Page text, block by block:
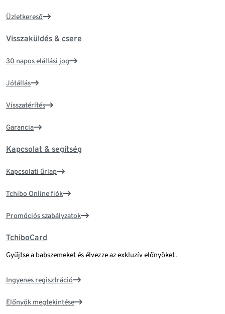
Üzletkereső
Visszaküldés & csere
30 napos elállási jog
Jótállás
Visszatérítés
Garancia
Kapcsolat & segítség
Kapcsolati űrlap
Tchibo Online fiók
Promóciós szabályzatok
TchiboCard
Gyűjtse a babszemeket és élvezze az exkluzív előnyöket.
Ingyenes regisztráció
Előnyök megtekintése